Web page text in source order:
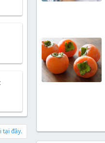
tại đây.